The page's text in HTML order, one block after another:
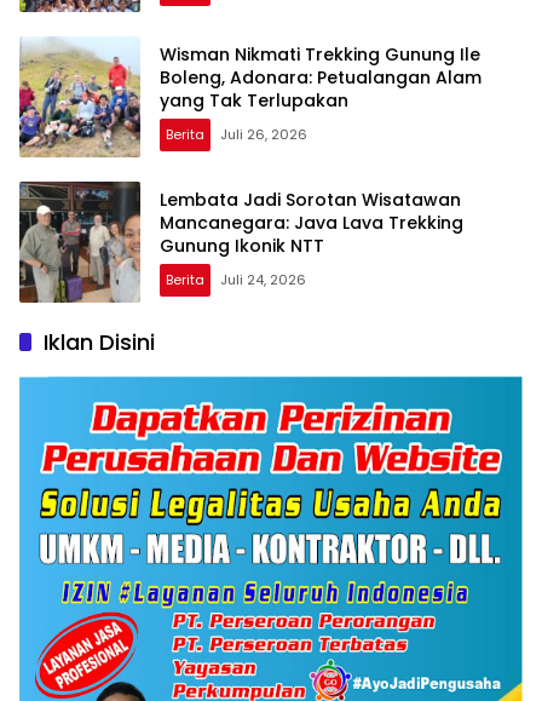
Wisman Nikmati Trekking Gunung Ile
Boleng, Adonara: Petualangan Alam
yang Tak Terlupakan
Berita Juli 26, 2026
Lembata Jadi Sorotan Wisatawan
Mancanegara: Java Lava Trekking
Gunung Ikonik NTT
Berita Juli 24, 2026
Iklan Disini